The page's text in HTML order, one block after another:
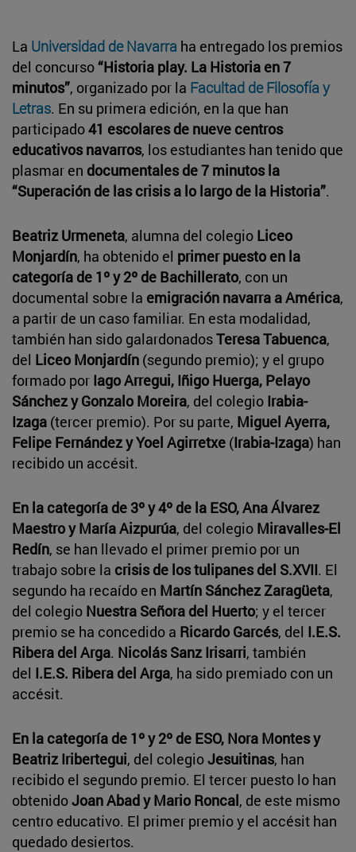
La Universidad de Navarra ha entregado los premios
del concurso“Historia play. La Historia en 7
minutos”, organizado por la Facultad de Filosofía y
Letras. En su primera edición, en la que han
participado41 escolares de nueve centros
educativos navarros, los estudiantes han tenido que
plasmar en documentales de 7 minutos la
“Superación de las crisis a lo largo de la Historia”.
Beatriz Urmeneta, alumna del colegio Liceo
Monjardín, ha obtenido el primer puesto en la
categoría de 1º y 2º de Bachillerato, con un
documental sobre la emigración navarra a América,
a partir de un caso familiar. En esta modalidad,
también han sido galardonadosTeresa Tabuenca,
del Liceo Monjardín (segundo premio); y el grupo
formado por Iago Arregui, Iñigo Huerga, Pelayo
Sánchez y Gonzalo Moreira, del colegio Irabia-
Izaga (tercer premio). Por su parte, Miguel Ayerra,
Felipe Fernández y Yoel Agirretxe (Irabia-Izaga) han
recibido un accésit.
En la categoría de 3º y 4º de la ESO, Ana Álvarez
Maestro y María Aizpurúa, del colegio Miravalles-El
Redín, se han llevado el primer premio por un
trabajo sobre la crisis de los tulipanes del S.XVII. El
segundo ha recaído en Martín Sánchez Zaragüeta,
del colegio Nuestra Señora del Huerto; y el tercer
premio se ha concedido a Ricardo Garcés, del I.E.S.
Ribera del Arga. Nicolás Sanz Irisarri, también
del I.E.S. Ribera del Arga, ha sido premiado con un
accésit.
En la categoría de 1º y 2º de ESO, Nora Montes y
Beatriz Iribertegui, del colegioJesuitinas, han
recibido el segundo premio. El tercer puesto lo han
obtenidoJoan Abad y Mario Roncal, de este mismo
centro educativo. El primer premio y el accésit han
quedado desiertos.